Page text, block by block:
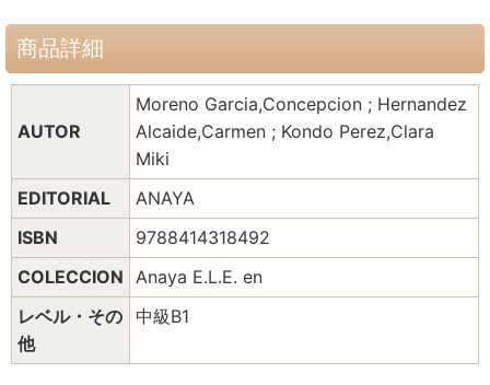
商品詳細
AUTOR
Moreno Garcia,Concepcion ; Hernandez
Alcaide,Carmen ; Kondo Perez,Clara
Miki
EDITORIAL
ANAYA
ISBN
9788414318492
COLECCION Anaya E.L.E. en
レベル・その
他
中級B1